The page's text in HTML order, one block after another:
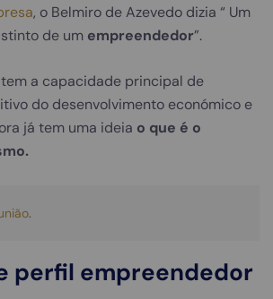
, o Belmiro de Azevedo dizia “ Um
de um empreendedor”.
a capacidade principal de
do desenvolvimento económico e
já tem uma ideia o que é o
.
perfil empreendedor